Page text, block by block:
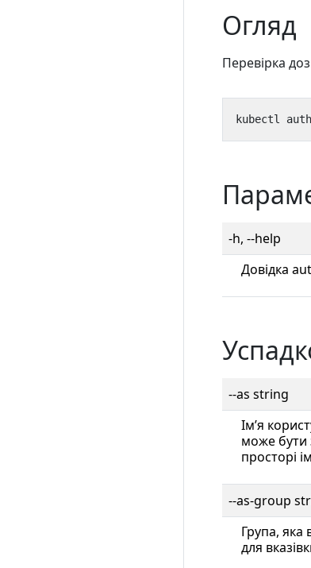
Огляд
Перевірка
kubectl auth
-h, --help
Довідка
--as string
Імʼя
може бути
просторі
--as-group
Група,
для